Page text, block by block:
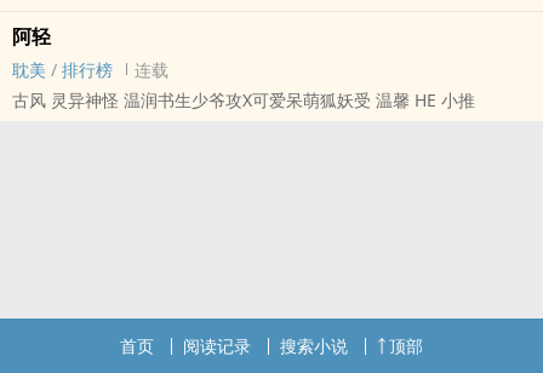
但是为什么龙蛋中会孵出一只龟？
阿轻
耽美 / 排行榜
连载
古风 灵异神怪 温润书生少爷攻X可爱呆萌狐妖受 温馨 HE 小推
首页 阅读记录 搜索小说 顶部